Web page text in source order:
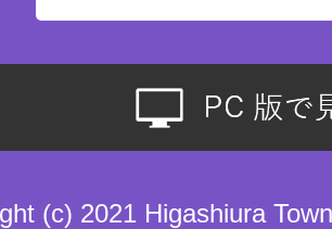
(c) 2021 Higashiura